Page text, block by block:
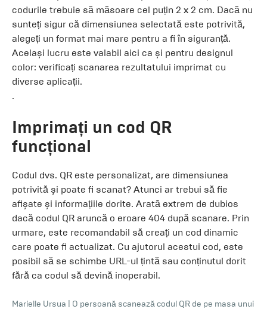
codurile trebuie să măsoare cel puțin 2 x 2 cm. Dacă nu
sunteți sigur că dimensiunea selectată este potrivită,
alegeți un format mai mare pentru a fi în siguranță.
Același lucru este valabil aici ca și pentru designul
color: verificați scanarea rezultatului imprimat cu
diverse aplicații.
.
Imprimați un cod QR
funcțional
Codul dvs. QR este personalizat, are dimensiunea
potrivită și poate fi scanat? Atunci ar trebui să fie
afișate și informațiile dorite. Arată extrem de dubios
dacă codul QR aruncă o eroare 404 după scanare. Prin
urmare, este recomandabil să creați un cod dinamic
care poate fi actualizat. Cu ajutorul acestui cod, este
posibil să se schimbe URL-ul țintă sau conținutul dorit
fără ca codul să devină inoperabil.
Marielle Ursua O persoană scanează codul QR de pe masa unui